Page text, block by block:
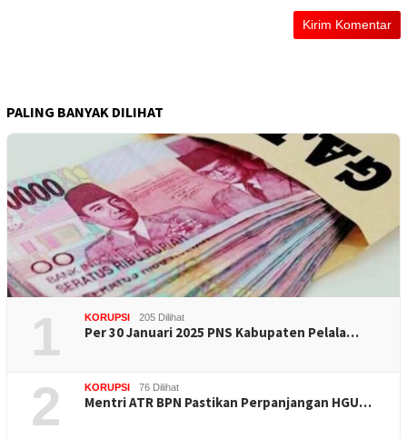
PALING BANYAK DILIHAT
1 KORUPSI 205 Dilihat
Per 30 Januari 2025 PNS Kabupaten Pelala…
2 KORUPSI 76 Dilihat
Mentri ATR BPN Pastikan Perpanjangan HGU…